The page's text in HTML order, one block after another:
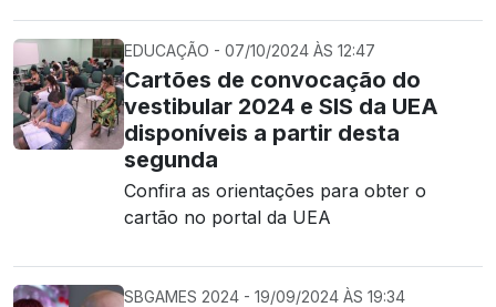
EDUCAÇÃO - 07/10/2024 ÀS 12:47
Cartões de convocação do
vestibular 2024 e SIS da UEA
disponíveis a partir desta
segunda
Confira as orientações para obter o
cartão no portal da UEA
SBGAMES 2024 - 19/09/2024 ÀS 19:34